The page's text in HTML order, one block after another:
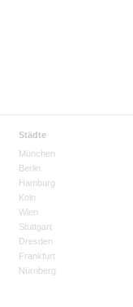
Städte
München
Berlin
Hamburg
Köln
Wien
Stuttgart
Dresden
Frankfurt
Nürnberg